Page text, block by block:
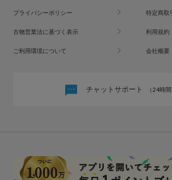
プライバシーポリシー 特定商取
古物営業法に基づく表示 利用規約
ご利用環境について 会社概要
チャットサポート （24時